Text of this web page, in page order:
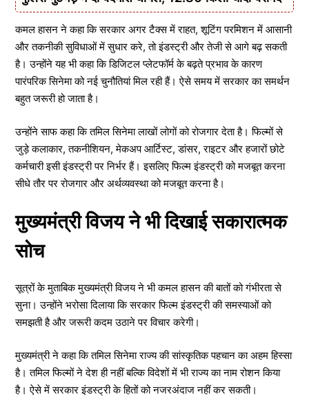
कमल हासन ने कहा कि सरकार अगर टैक्स में राहत, शूटिंग परमिशन में आसानी
और तकनीकी सुविधाओं में सुधार करे, तो इंडस्ट्री और तेजी से आगे बढ़ सकती
है। उन्होंने यह भी कहा कि डिजिटल प्लेटफॉर्म के बढ़ते प्रभाव के कारण
पारंपरिक सिनेमा को नई चुनौतियां मिल रही हैं। ऐसे समय में सरकार का समर्थन
बहुत जरूरी हो जाता है।
उन्होंने साफ कहा कि तमिल सिनेमा लाखों लोगों को रोजगार देता है। फिल्मों से
जुड़े कलाकार, तकनीशियन, मेकअप आर्टिस्ट, डांसर, राइटर और हजारों छोटे
कर्मचारी इसी इंडस्ट्री पर निर्भर हैं। इसलिए फिल्म इंडस्ट्री को मजबूत करना
सीधे तौर पर रोजगार और अर्थव्यवस्था को मजबूत करना है।
मुख्यमंत्री विजय ने भी दिखाई सकारात्मक
सोच
सूत्रों के मुताबिक मुख्यमंत्री विजय ने भी कमल हासन की बातों को गंभीरता से
सुना। उन्होंने भरोसा दिलाया कि सरकार फिल्म इंडस्ट्री की समस्याओं को
समझती है और जरूरी कदम उठाने पर विचार करेगी।
मुख्यमंत्री ने कहा कि तमिल सिनेमा राज्य की सांस्कृतिक पहचान का अहम हिस्सा
है। तमिल फिल्मों ने देश ही नहीं बल्कि विदेशों में भी राज्य का नाम रोशन किया
है। ऐसे में सरकार इंडस्ट्री के हितों को नजरअंदाज नहीं कर सकती।